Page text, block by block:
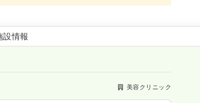
設情報
美容クリニック